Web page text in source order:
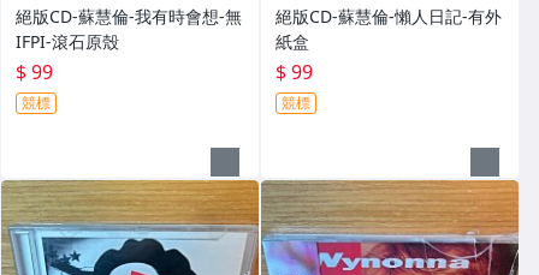
絕版CD-蘇慧倫-我有時會想-無
IFPI-滾石原殼
$ 99
競標
絕版CD-蘇慧倫-懶人日記-有外
紙盒
$ 99
競標